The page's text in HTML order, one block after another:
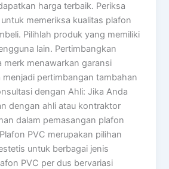
harga terbaik. Periksa
memeriksa kualitas plafon
Pilihlah produk yang memiliki
lain. Pertimbangkan
merk menawarkan garansi
pertimbangan tambahan
dengan Ahli: Jika Anda
dengan ahli atau kontraktor
dalam pemasangan plafon
PVC merupakan pilihan
untuk berbagai jenis
PVC per dus bervariasi